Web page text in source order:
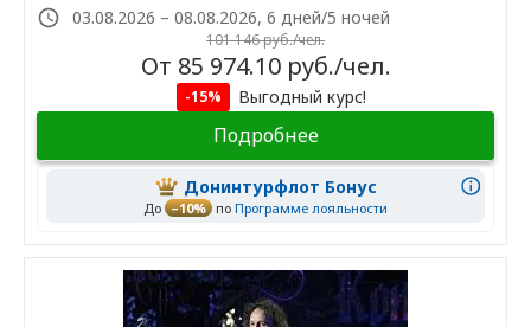
03.08.2026 – 08.08.2026, 6 дней/5 ночей
101 146 руб./чел.
От 85 974.10 руб./чел.
-15% Выгодный курс!
Подробнее
Донинтурфлот Бонус
До –10% по Программе лояльности